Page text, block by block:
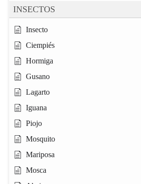
INSECTOS
Insecto
Ciempiés
Hormiga
Gusano
Lagarto
Iguana
Piojo
Mosquito
Mariposa
Mosca